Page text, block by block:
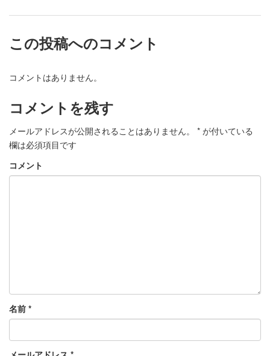
この投稿へのコメント
コメントはありません。
コメントを残す
メールアドレスが公開されることはありません。 * が付いている
欄は必須項目です
コメント
名前 *